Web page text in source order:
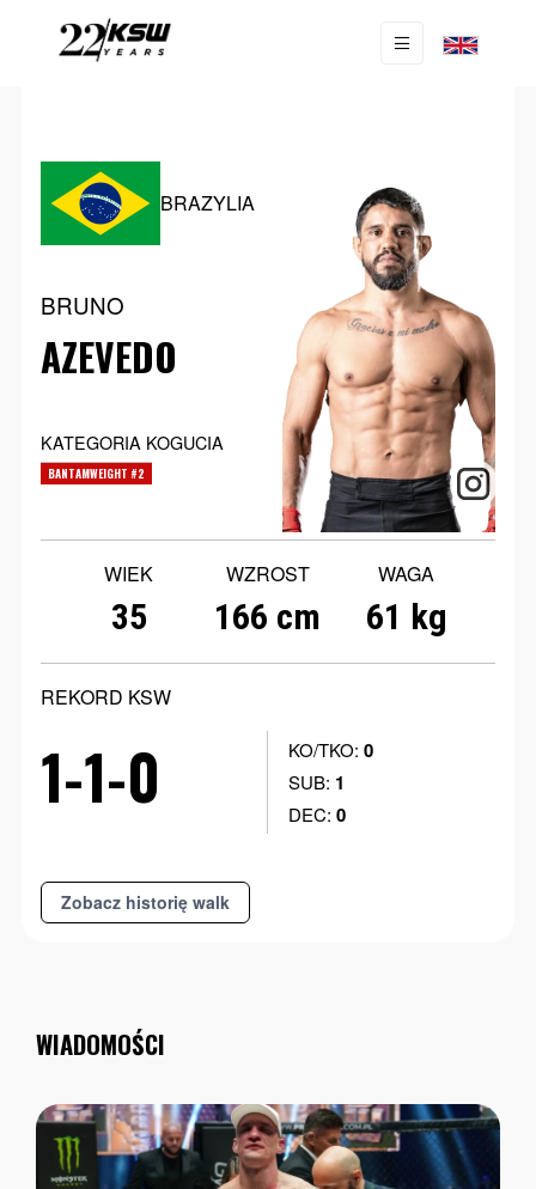
BRAZYLIA
BRUNO
AZEVEDO
KATEGORIA KOGUCIA
BANTAMWEIGHT #2
WIEK
35
WZROST
166 cm
WAGA
61 kg
REKORD KSW
1-1-0 KO/TKO: 0
SUB: 1
DEC: 0
Zobacz historię walk
WIADOMOŚCI